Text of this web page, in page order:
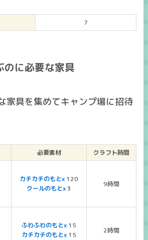
7
のに必要な家具
家具を集めてキャンプ場に招待
必要素材 クラフト時間
カチカチのもとx 120
クールのもとx3
9時間
ふわふわのもとx 15
カチカチのもとx 15
2時間